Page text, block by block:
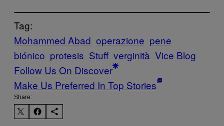
Tag:
Mohammed Abad operazione pene
biónico protesis Stuff verginità Vice Blog
Follow Us On Discover
Make Us Preferred In Top Stories
Share: